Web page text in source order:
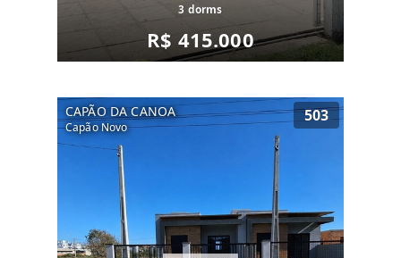
3 dorms
R$ 415.000
CAPÃO DA CANOA
Capão Novo
503